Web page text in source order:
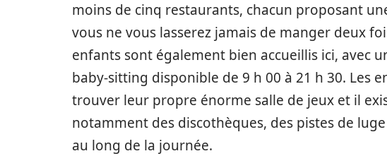
moins de cinq restaurants, chacun proposant
vous ne vous lasserez jamais de manger deux
enfants sont également bien accueillis ici, avec
baby-sitting disponible de 9 h 00 à 21 h 30. Les
trouver leur propre énorme salle de jeux et il
notamment des discothèques, des pistes de
au long de la journée.